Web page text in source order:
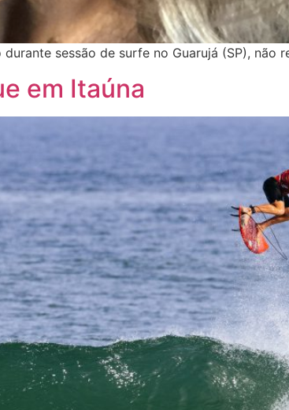
sessão de surfe no Guarujá (SP), não
em Itaúna